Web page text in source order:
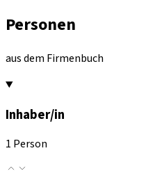
Personen
aus dem Firmenbuch
Inhaber/in
1 Person